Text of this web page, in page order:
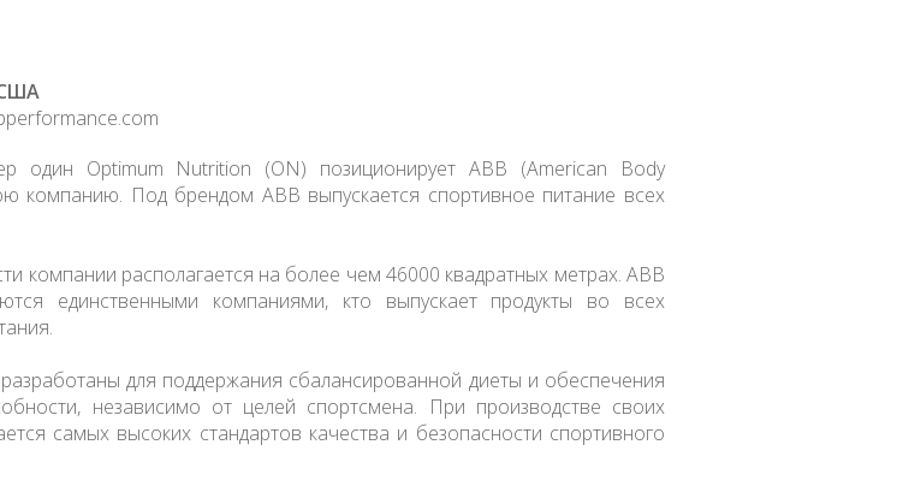
один Optimum Nutrition (ON) позиционирует ABB (American Body
компанию. Под брендом ABB выпускается спортивное питание всех
компании располагается на более чем 46000 квадратных метрах. ABB
единственными компаниями, кто выпускает продукты во всех
для поддержания сбалансированной диеты и обеспечения
независимо от целей спортсмена. При производстве своих
самых высоких стандартов качества и безопасности спортивного